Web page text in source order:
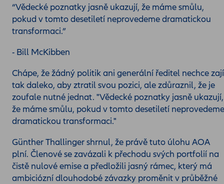
“Vědecké poznatky jasně ukazují, že máme smůlu,
pokud v tomto desetiletí neprovedeme dramatickou
transformaci.”
- Bill McKibben
Chápe, že žádný politik ani generální ředitel nechce
tak daleko, aby ztratil svou pozici, ale zdůraznil, že je
zoufale nutné jednat. "Vědecké poznatky jasně ukazují,
že máme smůlu, pokud v tomto desetiletí neprovedeme
dramatickou transformaci."
Günther Thallinger shrnul, že právě tuto úlohu AOA
plní. Členové se zavázali k přechodu svých portfolií na
čistě nulové emise a předložili jasný rámec, který má
ambiciózní dlouhodobé závazky proměnit v průběžné